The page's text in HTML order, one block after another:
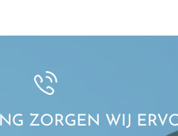
ZORGEN WIJ